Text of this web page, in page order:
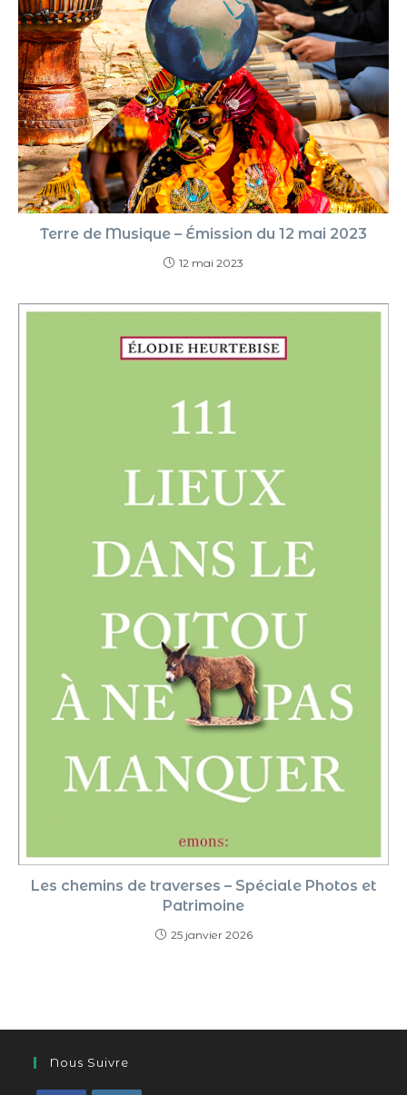
Terre de Musique – Émission du 12 mai 2023
12 mai 2023
Les chemins de traverses – Spéciale Photos et
Patrimoine
25 janvier 2026
Nous Suivre